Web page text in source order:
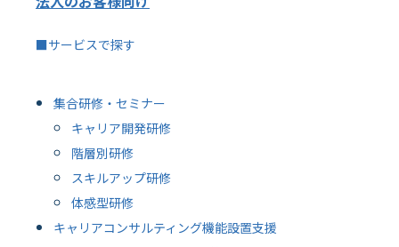
■サービスで探す
集合研修・セミナー
キャリア開発研修
階層別研修
スキルアップ研修
体感型研修
キャリアコンサルティング機能設置支援